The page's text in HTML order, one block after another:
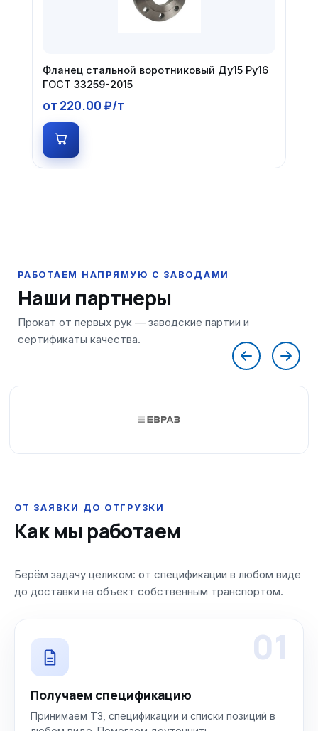
Фланец стальной воротниковый Ду15 Ру16
ГОСТ 33259-2015
от 220.00 ₽/т
Наши партнеры
ОТ ЗАЯВКИ ДО ОТГРУЗКИ
Как мы работаем
Берём задачу целиком: от спецификации в любом виде
до доставки на объект собственным транспортом.
01
Получаем спецификацию
Принимаем ТЗ, спецификации и списки позиций в